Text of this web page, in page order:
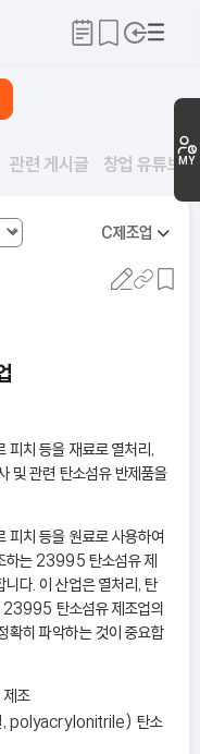
MY
관련 게시글 창업 유튜브
C제조업
피치 등을 재료로 열처리,
및 관련 탄소섬유 반제품을
피치 등을 원료로 사용하여
하는 23995 탄소섬유 제
다. 이 산업은 열처리, 탄
23995 탄소섬유 제조업의
확히 파악하는 것이 중요합
조
, polyacrylonitrile) 탄소